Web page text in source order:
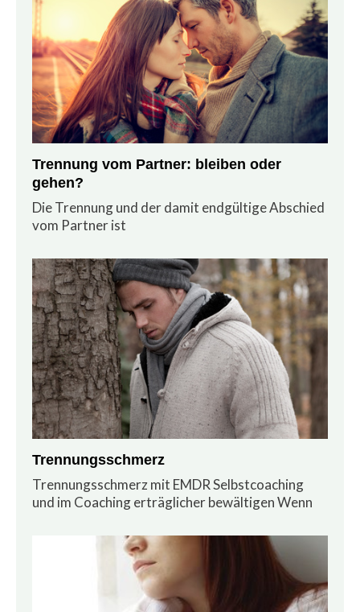
Trennung vom Partner: bleiben oder
gehen?
Die Trennung und der damit endgültige Abschied
vom Partner ist
Trennungsschmerz
Trennungsschmerz mit EMDR Selbstcoaching
und im Coaching erträglicher bewältigen Wenn